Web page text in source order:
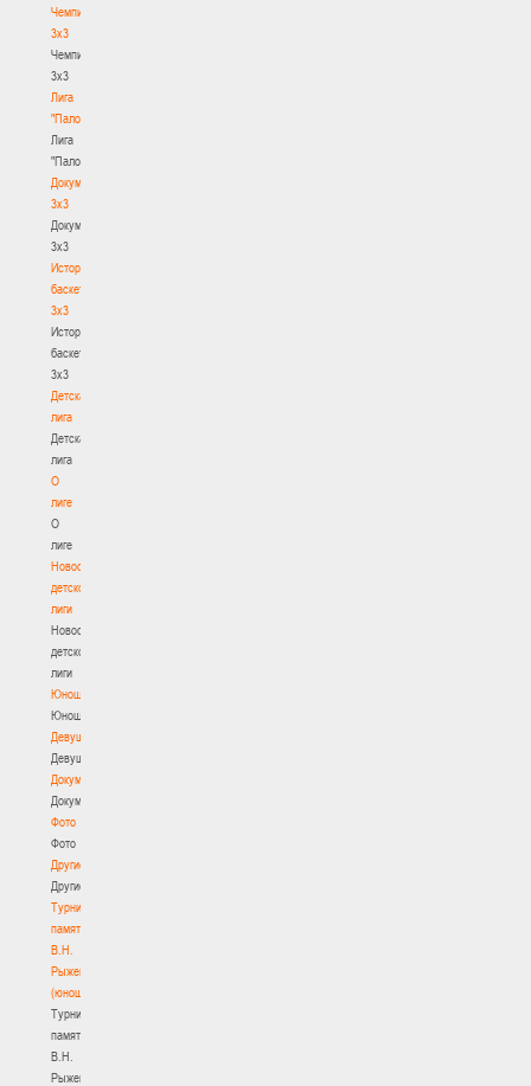
Чемпионат
3х3
Чемпионат
3х3
Лига
"Палова"
Лига
"Палова"
Документы
3х3
Документы
3х3
История
баскетбола
3х3
История
баскетбола
3х3
Детская
лига
Детская
лига
О
лиге
О
лиге
Новости
детской
лиги
Новости
детской
лиги
Юноши
Юноши
Девушки
Девушки
Документы
Документы
Фото
Фото
Другие
Другие
Турнир
памяти
В.Н.
Рыженкова
(юноши)
Турнир
памяти
В.Н.
Рыженкова